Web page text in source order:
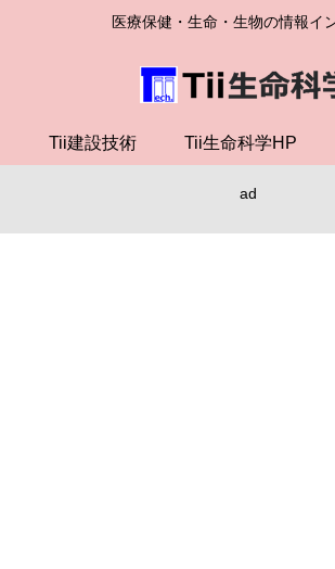
医療保健・生命・生物の情報イ
Tii建設技術 Tii生命科学HP
ad